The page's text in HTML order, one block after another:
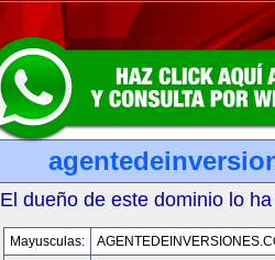
El dueño de este dominio lo
Mayusculas: